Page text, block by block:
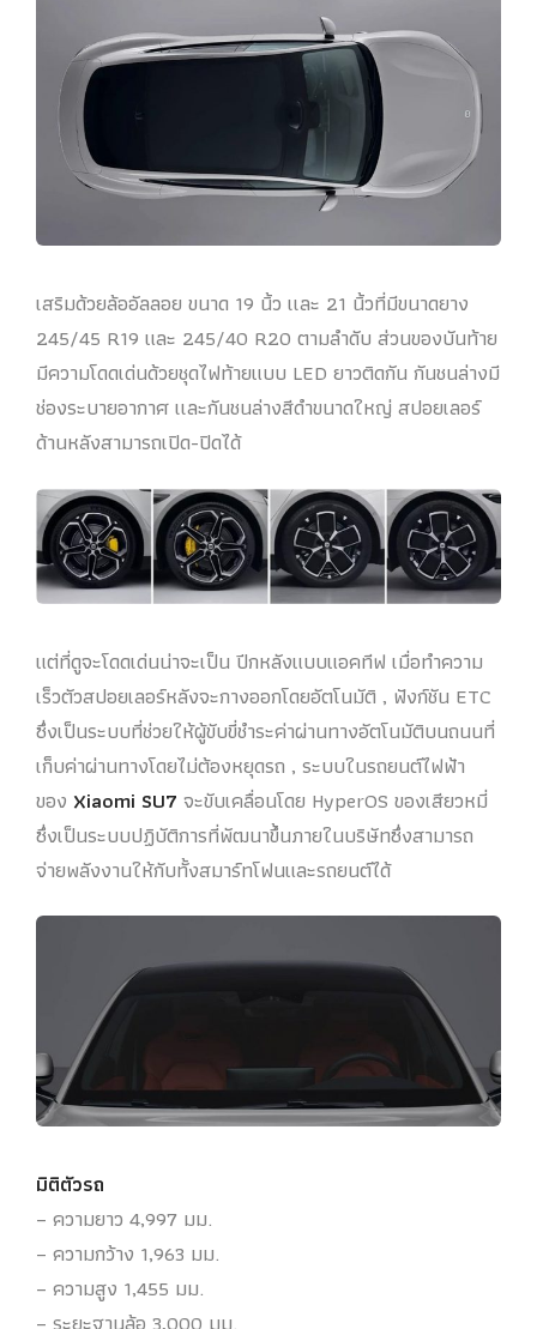
เสริมด้วยล้ออัลลอย ขนาด 19 นิ้ว เเละ 21 นิ้วที่มีขนาดยาง
245/45 R19 และ 245/40 R20 ตามลําดับ ส่วนของบันท้าย
มีความโดดเด่นด้วยชุดไฟท้ายแบบ LED ยาวติดกัน กันชนล่างมี
ช่องระบายอากาศ เเละกันชนล่างสีดำขนาดใหญ่ สปอยเลอร์
ด้านหลังสามารถเปิด-ปิดได้
แต่ที่ดูจะโดดเด่นน่าจะเป็น ปีกหลังแบบแอคทีฟ เมื่อทำความ
เร็วตัวสปอยเลอร์หลังจะกางออกโดยอัตโนมัติ , ฟังก์ชัน ETC
ซึ่งเป็นระบบที่ช่วยให้ผู้ขับขี่ชำระค่าผ่านทางอัตโนมัติบนถนนที่
เก็บค่าผ่านทางโดยไม่ต้องหยุดรถ , ระบบในรถยนต์ไฟฟ้า
ของ Xiaomi SU7 จะขับเคลื่อนโดย HyperOS ของเสียวหมี่
ซึ่งเป็นระบบปฏิบัติการที่พัฒนาขึ้นภายในบริษัทซึ่งสามารถ
จ่ายพลังงานให้กับทั้งสมาร์ทโฟนและรถยนต์ได้
มิติตัวรถ
– ความยาว 4,997 มม.
– ความกว้าง 1,963 มม.
– ความสูง 1,455 มม.